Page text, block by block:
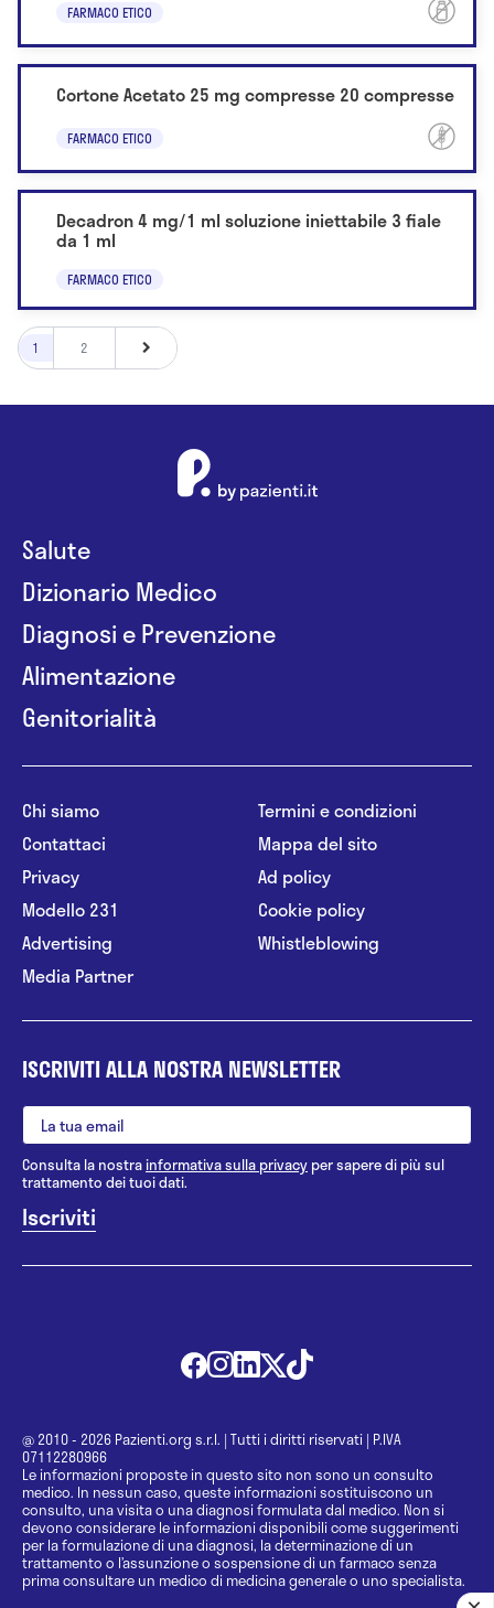
FARMACO ETICO
Cortone Acetato 25 mg compresse 20 compresse
FARMACO ETICO
Decadron 4 mg/1 ml soluzione iniettabile 3 fiale
da 1 ml
FARMACO ETICO
1 2
Salute
Dizionario Medico
Diagnosi e Prevenzione
Alimentazione
Genitorialità
Chi siamo
Contattaci
Privacy
Modello 231
Advertising
Media Partner
Termini e condizioni
Mappa del sito
Ad policy
Cookie policy
Whistleblowing
ISCRIVITI ALLA NOSTRA NEWSLETTER
Consulta la nostrainformativa sulla privacy per sapere di più sul
trattamento dei tuoi dati.
@ 2010 - 2026 Pazienti.org s.r.l. | Tutti i diritti riservati | P.IVA
07112280966
Le informazioni proposte in questo sito non sono un consulto
medico. In nessun caso, queste informazioni sostituiscono un
consulto, una visita o una diagnosi formulata dal medico. Non si
devono considerare le informazioni disponibili come suggerimenti
per la formulazione di una diagnosi, la determinazione di un
trattamento o l’assunzione o sospensione di un farmaco senza
prima consultare un medico di medicina generale o uno specialista.